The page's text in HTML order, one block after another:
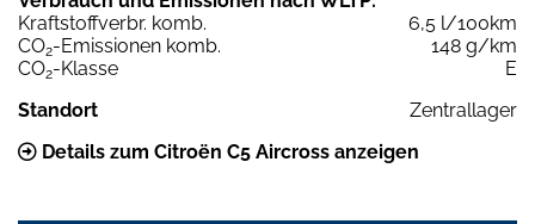
Kraftstoffverbr. komb.
6,5 l/100km
CO2-Emissionen komb.
148 g/km
CO2-Klasse
E
Standort
Zentrallager
Details zum Citroën C5 Aircross anzeigen